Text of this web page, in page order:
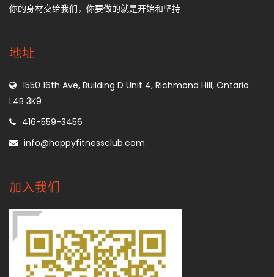
你的身材交给我们，你要做的就是开始和坚持
地址
1550 16th Ave, Building D Unit 4, Richmond Hill, Ontario.
L4B 3K9
416-559-3456
info@happyfitnessclub.com
加入我们